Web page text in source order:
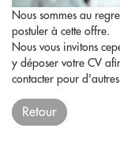
Nous sommes au
postuler à cette offre.
Nous vous invitons
y déposer votre CV
contacter pour d'autres
Retour